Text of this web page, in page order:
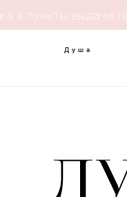
в пункты выдачи
Душа